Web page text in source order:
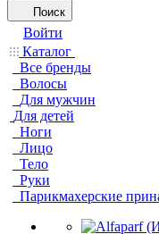
Поиск
Войти
Каталог
Все бренды
Волосы
Для мужчин
Для детей
Ноги
Лицо
Тело
Руки
Парикмахерские